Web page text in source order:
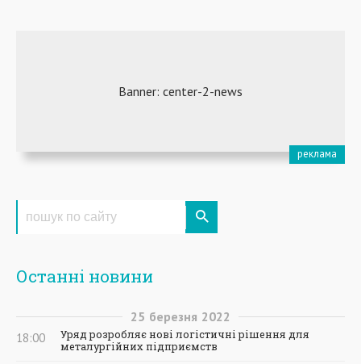
Останні новини
25 березня 2022
18:00
Уряд розробляє нові логістичні рішення для
металургійних підприємств